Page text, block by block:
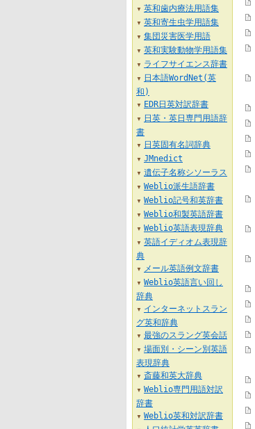
▼ 英和歯内療法用語集
▼ 英和寄生虫学用語集
▼ 集団災害医学用語
▼ 英和実験動物学用語集
▼ ライフサイエンス辞書
▼
日本語WordNet(英
和)
▼ EDR日英対訳辞書
▼
日英・英日専門用語辞
書
▼ 日英固有名詞辞典
▼ JMnedict
▼ 遺伝子名称シソーラス
▼ Weblio派生語辞書
▼ Weblio記号和英辞書
▼ Weblio和製英語辞書
▼ Weblio英語表現辞典
▼ 英語イディオム表現辞
典
▼ メール英語例文辞書
▼ Weblio英語言い回し
辞典
▼
インターネットスラン
グ英和辞典
▼ 最強のスラング英会話
▼ 場面別・シーン別英語
表現辞典
▼ 斎藤和英大辞典
▼ Weblio専門用語対訳
辞書
▼ Weblio英和対訳辞書